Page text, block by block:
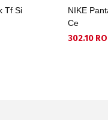
Tf Si
NIKE
Ce
302.10